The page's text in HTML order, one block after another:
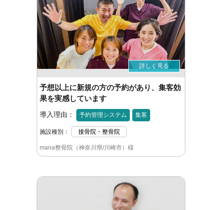
詳しく見る
予想以上に新規の方の予約があり、集客効
果を実感しています
導入理由： 予約管理システム 集客
施設種別： 接骨院・整骨院
mana整骨院（神奈川県/川崎市）様